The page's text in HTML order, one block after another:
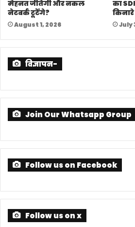
मेहनत जीतेगी और नकल
नेटवर्क टूटेंगे?
August 1, 2026
का
किनारे
July
विज्ञापन-
Join Our Whatsapp Group
Follow us on Facebook
Follow us on x